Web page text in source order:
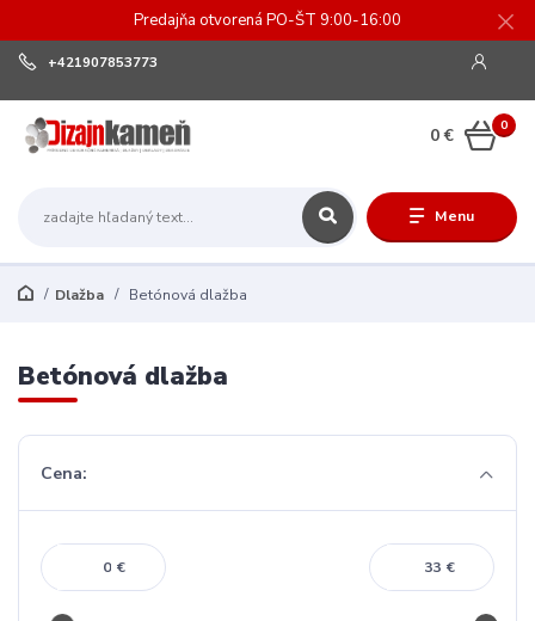
Predajňa otvorená PO-ŠT 9:00-16:00
Menu
+421907853773
0
0 €
Dlažba Betónová dlažba
Betónová dlažba
Cena:
€ €